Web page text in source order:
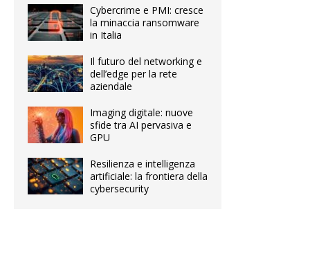
Cybercrime e PMI: cresce
la minaccia ransomware
in Italia
Il futuro del networking e
dell’edge per la rete
aziendale
Imaging digitale: nuove
sfide tra AI pervasiva e
GPU
Resilienza e intelligenza
artificiale: la frontiera della
cybersecurity